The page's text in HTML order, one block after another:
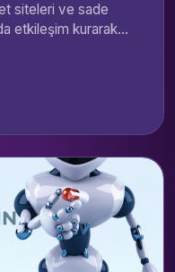
siteleri ve sade
etkileşim kurarak...